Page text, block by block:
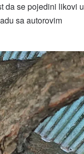
da se pojedini likovi u
sa autorovim